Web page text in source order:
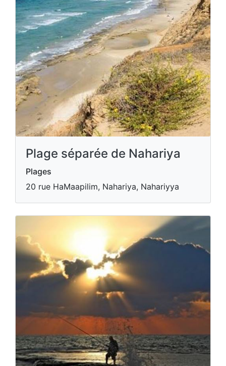
Plage séparée de Nahariya
Plages
20 rue HaMaapilim, Nahariya, Nahariyya